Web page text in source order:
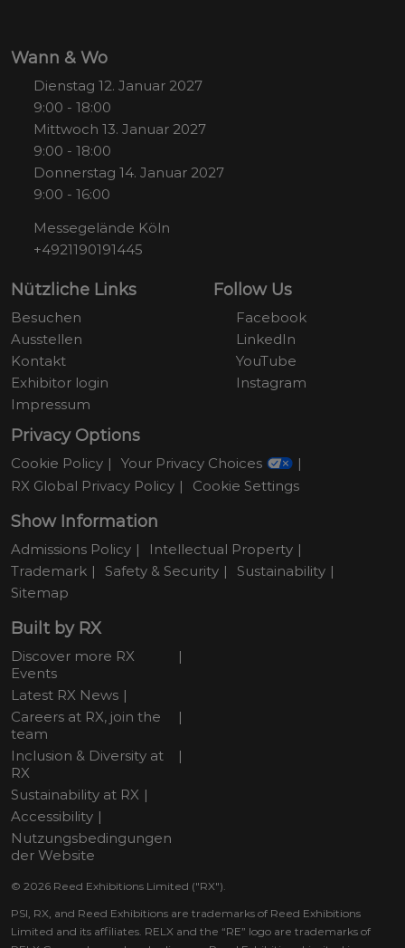
Wann & Wo
Dienstag 12. Januar 2027
9:00 - 18:00
Mittwoch 13. Januar 2027
9:00 - 18:00
Donnerstag 14. Januar 2027
9:00 - 16:00
Messegelände Köln
+4921190191445
Nützliche Links
Besuchen
Ausstellen
Kontakt
Exhibitor login
Impressum
Follow Us
Facebook
LinkedIn
YouTube
Instagram
Privacy Options
Cookie Policy
Your Privacy Choices
RX Global Privacy Policy
Cookie Settings
Show Information
Admissions Policy
Intellectual Property
Trademark
Safety & Security
Sustainability
Sitemap
Built by RX
Discover more RX
Events
Latest RX News
Careers at RX, join the
team
Inclusion & Diversity at
RX
Sustainability at RX
Accessibility
Nutzungsbedingungen
der Website
© 2026 Reed Exhibitions Limited ("RX").
PSI, RX, and Reed Exhibitions are trademarks of Reed Exhibitions
Limited and its affiliates. RELX and the “RE” logo are trademarks of